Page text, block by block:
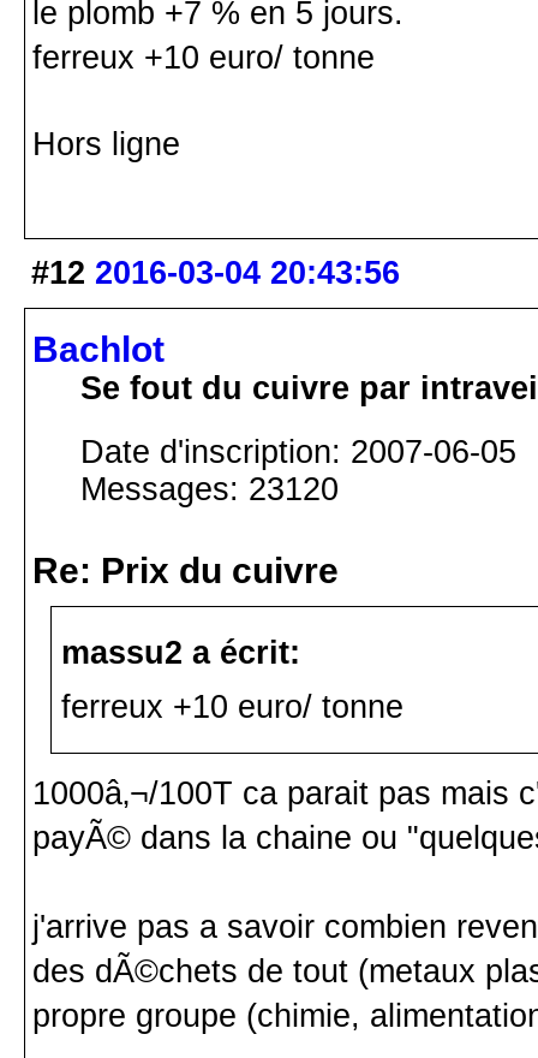
le plomb +7 % en 5 jours.
ferreux +10 euro/ tonne
Hors ligne
#12 2016-03-04 20:43:56
Bachlot
Se fout du cuivre par
Date d'inscription: 2007-06-05
Messages: 23120
Re: Prix du cuivre
massu2 a écrit:
ferreux +10 euro/ tonne
1000â‚¬/100T ca parait pas
payÃ© dans la chaine ou
j'arrive pas a savoir combien
des dÃ©chets de tout (metaux
propre groupe (chimie,